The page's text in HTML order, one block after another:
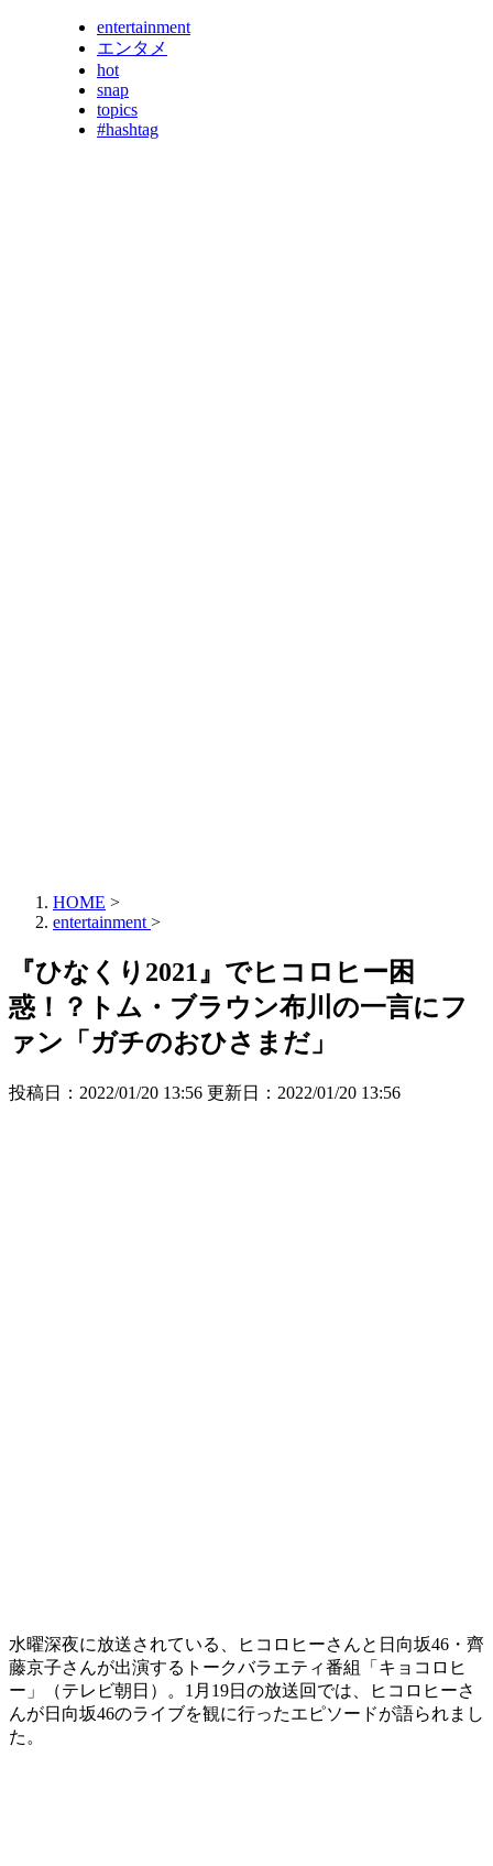
entertainment
エンタメ
hot
snap
topics
#hashtag
HOME >
entertainment >
『ひなくり2021』でヒコロヒー困
惑！？トム・ブラウン布川の一言にフ
ァン「ガチのおひさまだ」
投稿日：2022/01/20 13:56 更新日： 2022/01/20 13:56
水曜深夜に放送されている、ヒコロヒーさんと日向坂46・齊
藤京子さんが出演するトークバラエティ番組「キョコロヒ
ー」（テレビ朝日）。1月19日の放送回では、ヒコロヒーさ
んが日向坂46のライブを観に行ったエピソードが語られまし
た。